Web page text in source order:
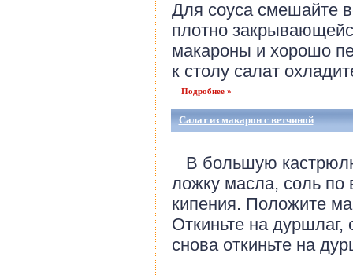
Для соуса смешайте
плотно
макароны и хорошо
к столу салат
Подробнее »
Салат из макарон с ветчиной
В большую
ложку масла, соль по
кипения. Положите
Откиньте на
снова откиньте на